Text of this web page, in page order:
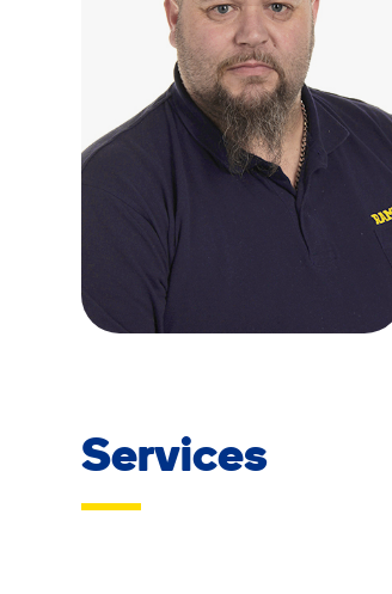
Services